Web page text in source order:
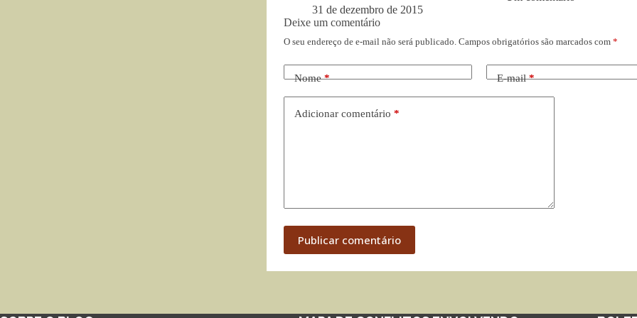
31 de dezembro de 2015
Deixe um comentário
O seu endereço de e-mail não será publicado. Campos obrigatórios são marcados com *
Nome* E-mail*
Adicionar comentário *
Publicar comentário